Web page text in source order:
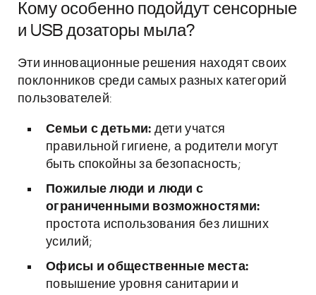
Кому особенно подойдут сенсорные
и USB дозаторы мыла?
Эти инновационные решения находят своих
поклонников среди самых разных категорий
пользователей:
Семьи с детьми: дети учатся
правильной гигиене, а родители могут
быть спокойны за безопасность;
Пожилые люди и люди с
ограниченными возможностями:
простота использования без лишних
усилий;
Офисы и общественные места:
повышение уровня санитарии и